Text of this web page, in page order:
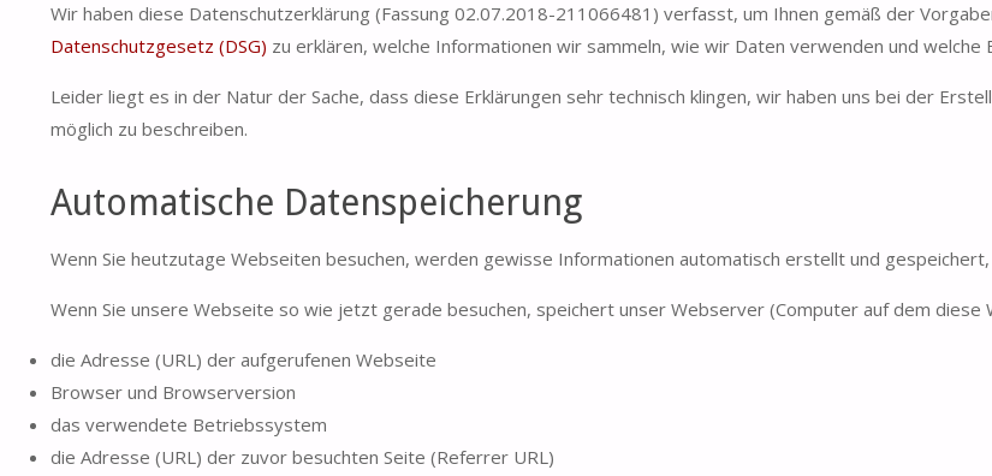
Wir haben diese Datenschutzerklärung (Fassung 02.07.2018-211066481) verfasst, um Ihnen gemäß der
Datenschutzgesetz (DSG) zu erklären, welche Informationen wir sammeln, wie wir Daten verwenden und
Leider liegt es in der Natur der Sache, dass diese Erklärungen sehr technisch klingen, wir haben uns bei der
möglich zu beschreiben.
Automatische Datenspeicherung
Wenn Sie heutzutage Webseiten besuchen, werden gewisse Informationen automatisch erstellt und
Wenn Sie unsere Webseite so wie jetzt gerade besuchen, speichert unser Webserver (Computer auf dem
die Adresse (URL) der aufgerufenen Webseite
Browser und Browserversion
das verwendete Betriebssystem
die Adresse (URL) der zuvor besuchten Seite (Referrer URL)